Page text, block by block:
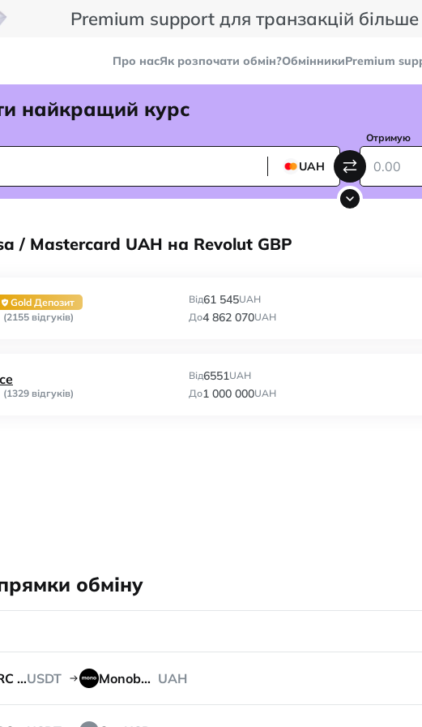
Premium support для транзакцій більше
Про насЯк розпочати обмін?ОбмінникиPremium
найкращий курс
UAH
Отримую
/ Mastercard UAH на Revolut GBP
Gold Депозит
(2155 відгуків)
Від61 545UAH
До4 862 070UAH
(1329 відгуків)
Від6551UAH
До1 000 000UAH
обміну
Tether TRC 20USDT Monobank UAH